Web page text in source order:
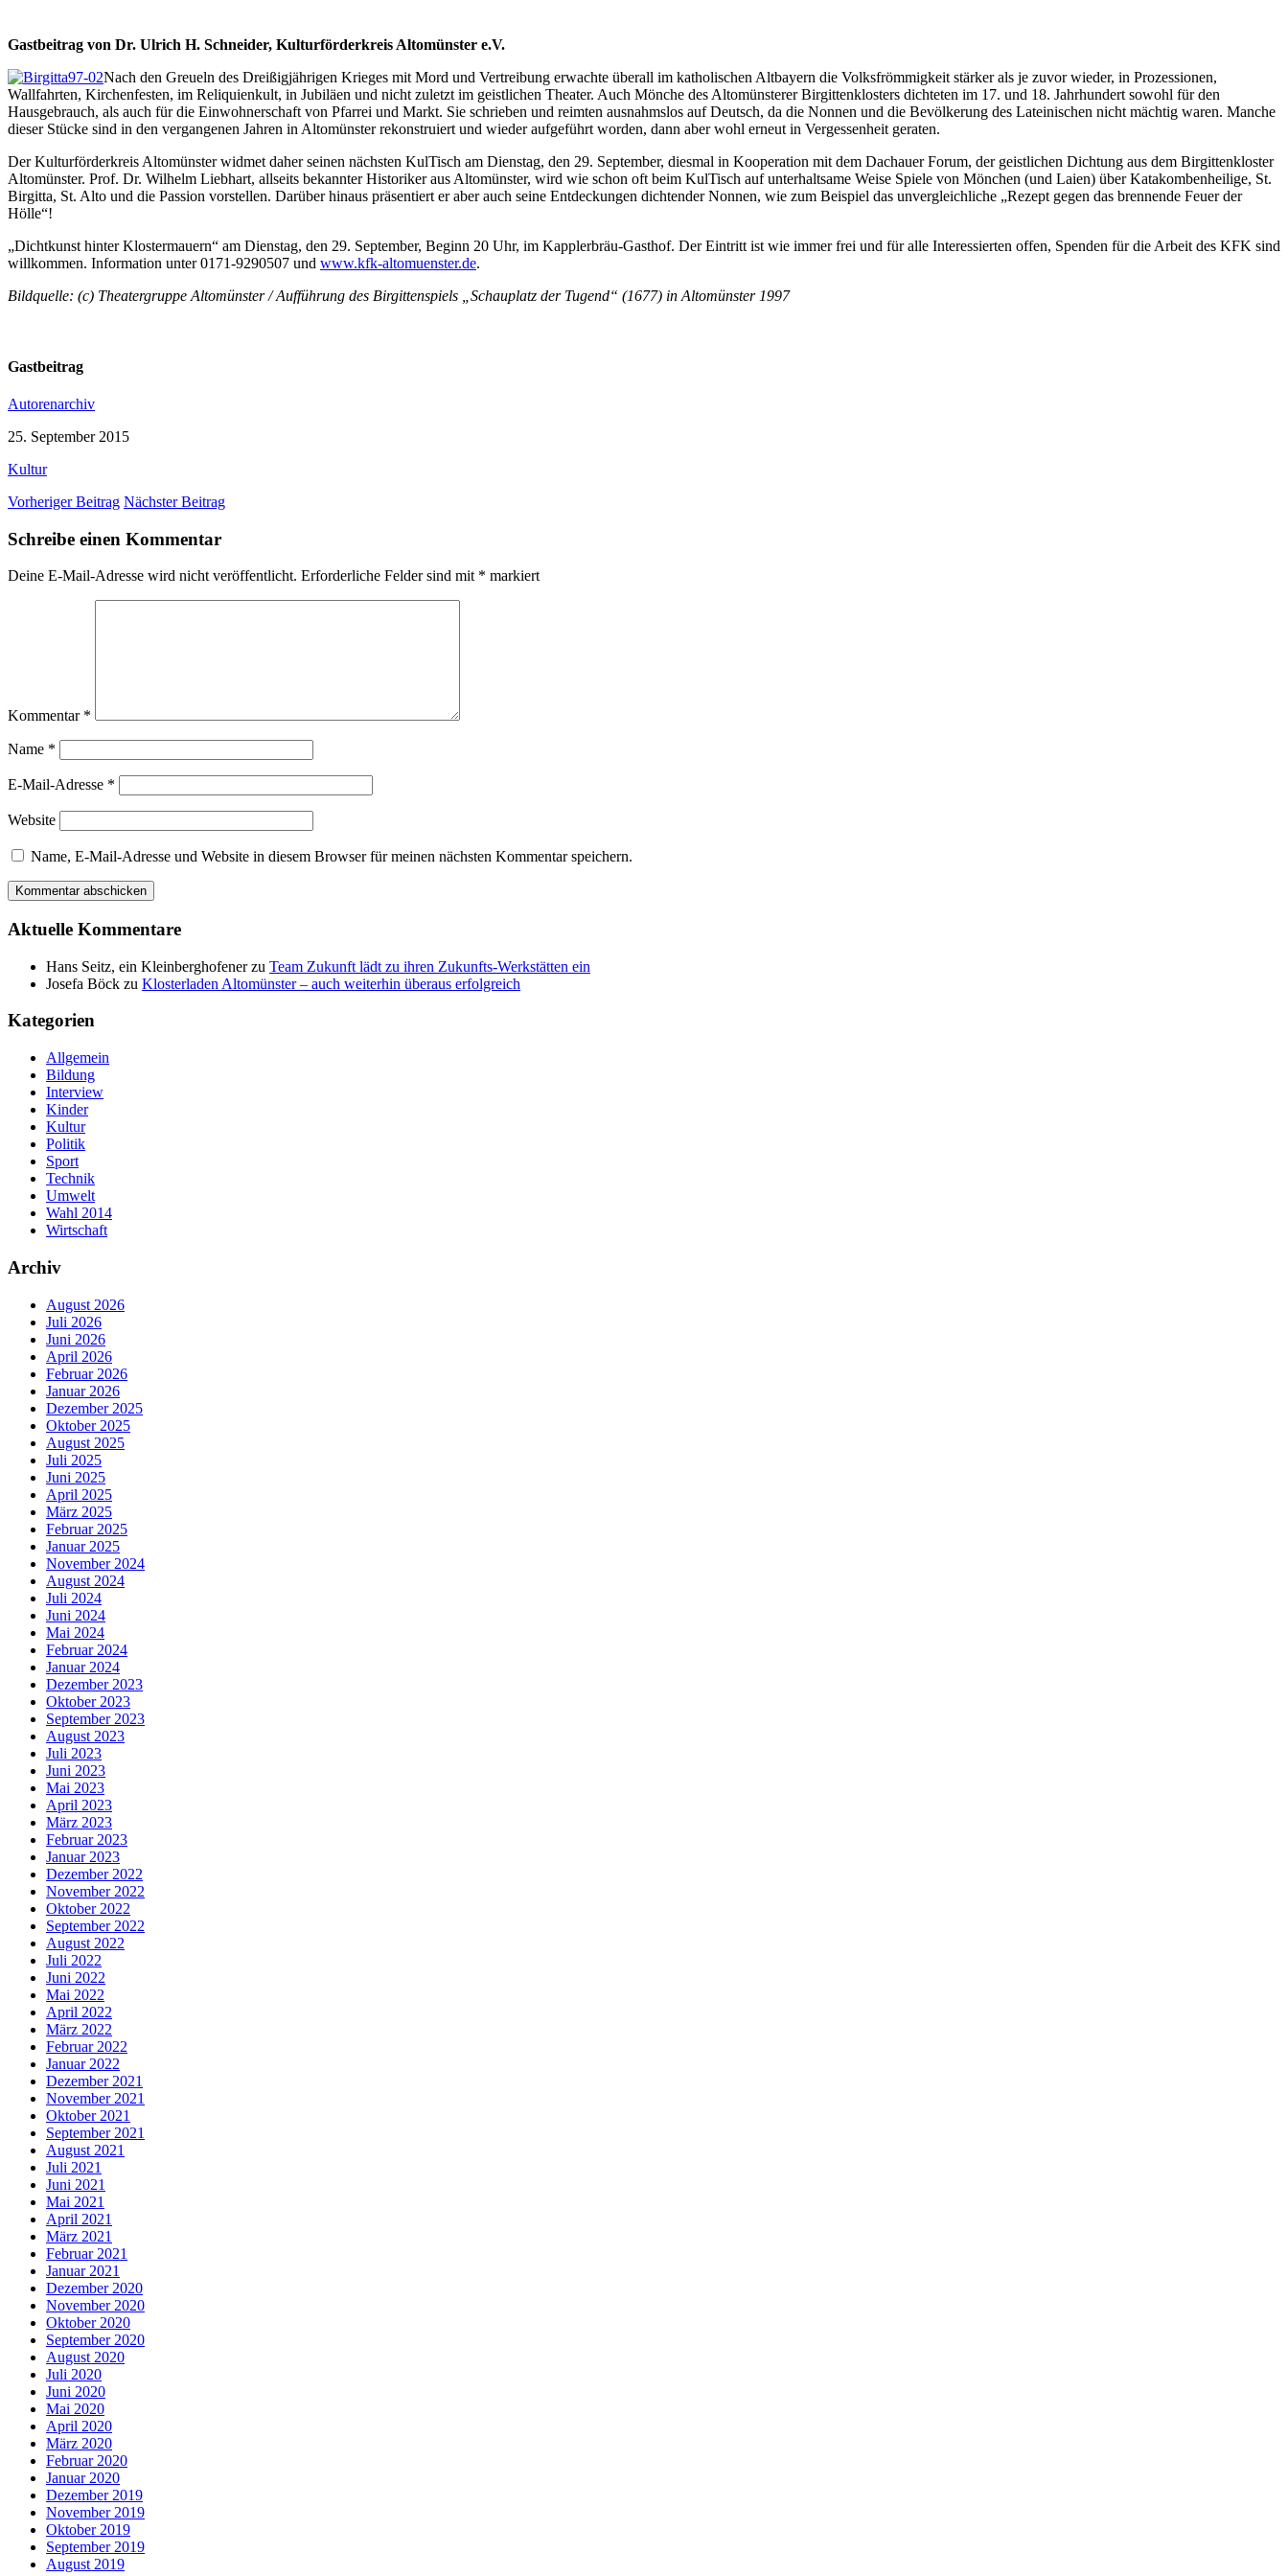
Gastbeitrag von Dr. Ulrich H. Schneider, Kulturförderkreis Altomünster e.V.
Nach den Greueln des Dreißigjährigen Krieges mit Mord und Vertreibung erwachte überall im katholischen Altbayern die Volksfrömmigkeit stärker als je zuvor wieder, in Prozessionen,
Wallfahrten, Kirchenfesten, im Reliquienkult, in Jubiläen und nicht zuletzt im geistlichen Theater. Auch Mönche des Altomünsterer Birgittenklosters dichteten im 17. und 18. Jahrhundert sowohl für den
Hausgebrauch, als auch für die Einwohnerschaft von Pfarrei und Markt. Sie schrieben und reimten ausnahmslos auf Deutsch, da die Nonnen und die Bevölkerung des Lateinischen nicht mächtig waren. Manche
dieser Stücke sind in den vergangenen Jahren in Altomünster rekonstruiert und wieder aufgeführt worden, dann aber wohl erneut in Vergessenheit geraten.
Der Kulturförderkreis Altomünster widmet daher seinen nächsten KulTisch am Dienstag, den 29. September, diesmal in Kooperation mit dem Dachauer Forum, der geistlichen Dichtung aus dem Birgittenkloster
Altomünster. Prof. Dr. Wilhelm Liebhart, allseits bekannter Historiker aus Altomünster, wird wie schon oft beim KulTisch auf unterhaltsame Weise Spiele von Mönchen (und Laien) über Katakombenheilige, St.
Birgitta, St. Alto und die Passion vorstellen. Darüber hinaus präsentiert er aber auch seine Entdeckungen dichtender Nonnen, wie zum Beispiel das unvergleichliche „Rezept gegen das brennende Feuer der
Hölle“!
„Dichtkunst hinter Klostermauern“ am Dienstag, den 29. September, Beginn 20 Uhr, im Kapplerbräu-Gasthof. Der Eintritt ist wie immer frei und für alle Interessierten offen, Spenden für die Arbeit des KFK sind
willkommen. Information unter 0171-9290507 und www.kfk-altomuenster.de.
Bildquelle: (c) Theatergruppe Altomünster / Aufführung des Birgittenspiels „Schauplatz der Tugend“ (1677) in Altomünster 1997
Gastbeitrag
Autorenarchiv
25. September 2015
Kultur
Vorheriger Beitrag Nächster Beitrag
Schreibe einen Kommentar
Deine E-Mail-Adresse wird nicht veröffentlicht. Erforderliche Felder sind mit * markiert
Kommentar *
Name *
E-Mail-Adresse *
Website
Name, E-Mail-Adresse und Website in diesem Browser für meinen nächsten Kommentar speichern.
Aktuelle Kommentare
Hans Seitz, ein Kleinberghofenerzu Team Zukunft lädt zu ihren Zukunfts-Werkstätten ein
Josefa Böck zu Klosterladen Altomünster – auch weiterhin überaus erfolgreich
Kategorien
Allgemein
Bildung
Interview
Kinder
Kultur
Politik
Sport
Technik
Umwelt
Wahl 2014
Wirtschaft
Archiv
August 2026
Juli 2026
Juni 2026
April 2026
Februar 2026
Januar 2026
Dezember 2025
Oktober 2025
August 2025
Juli 2025
Juni 2025
April 2025
März 2025
Februar 2025
Januar 2025
November 2024
August 2024
Juli 2024
Juni 2024
Mai 2024
Februar 2024
Januar 2024
Dezember 2023
Oktober 2023
September 2023
August 2023
Juli 2023
Juni 2023
Mai 2023
April 2023
März 2023
Februar 2023
Januar 2023
Dezember 2022
November 2022
Oktober 2022
September 2022
August 2022
Juli 2022
Juni 2022
Mai 2022
April 2022
März 2022
Februar 2022
Januar 2022
Dezember 2021
November 2021
Oktober 2021
September 2021
August 2021
Juli 2021
Juni 2021
Mai 2021
April 2021
März 2021
Februar 2021
Januar 2021
Dezember 2020
November 2020
Oktober 2020
September 2020
August 2020
Juli 2020
Juni 2020
Mai 2020
April 2020
März 2020
Februar 2020
Januar 2020
Dezember 2019
November 2019
Oktober 2019
September 2019
August 2019